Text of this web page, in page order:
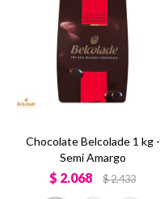
Chocolate Belcolade 1 kg -
Semi Amargo
$ 2.068 $2.433